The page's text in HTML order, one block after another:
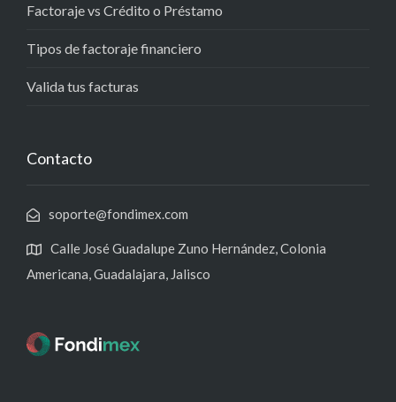
Factoraje vs Crédito o Préstamo
Tipos de factoraje financiero
Valida tus facturas
Contacto
soporte@fondimex.com
Calle José Guadalupe Zuno Hernández, Colonia
Americana, Guadalajara, Jalisco